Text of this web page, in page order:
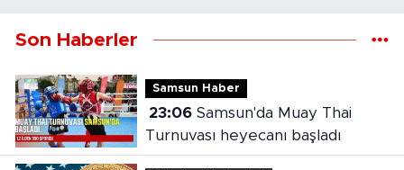
Son Haberler
Samsun Haber
23:06Samsun'da Muay Thai
Turnuvası heyecanı başladı